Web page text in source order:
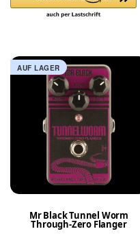
AUF LAGER
Mr Black Tunnel Worm
Through-Zero Flanger